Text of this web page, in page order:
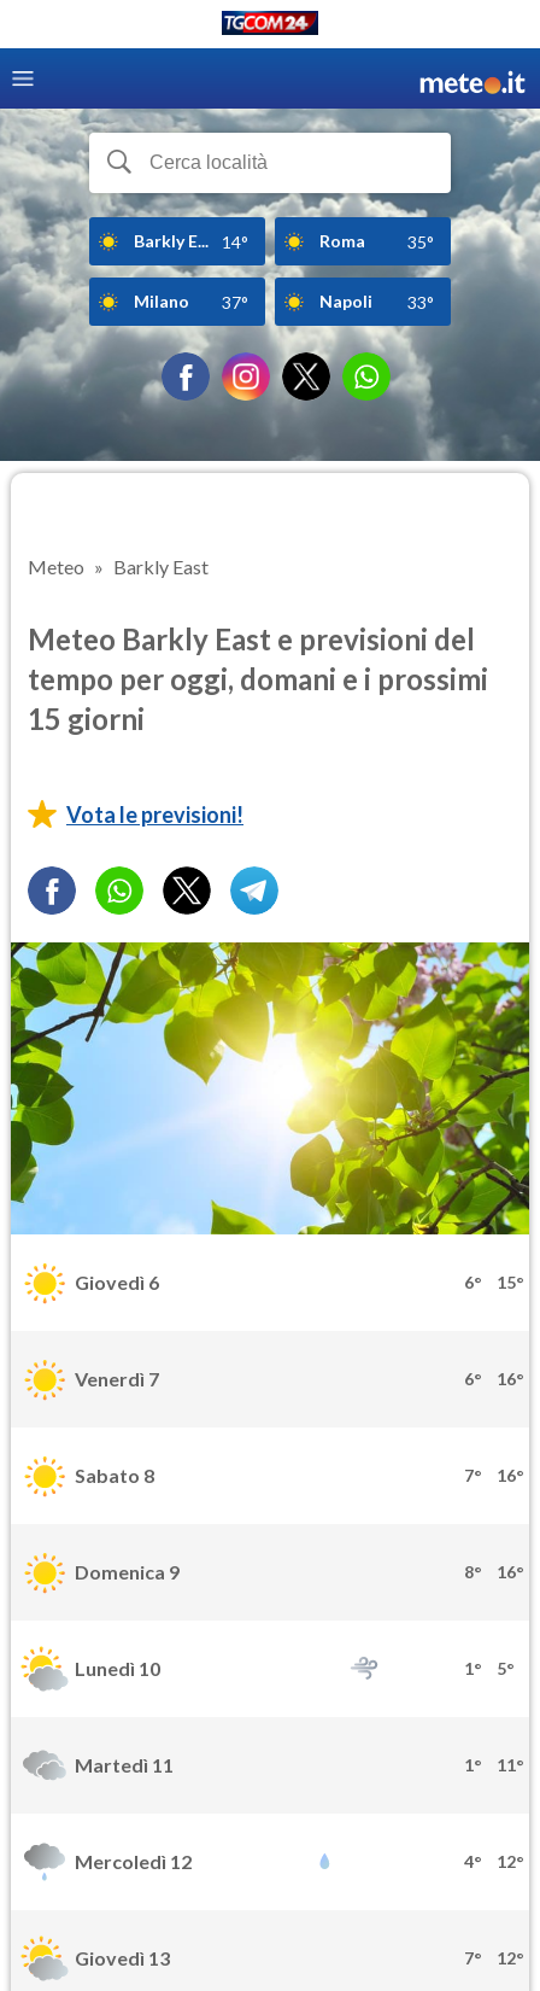
Barkly E... 14° Roma 35°
Milano 37° Napoli 33°
Meteo Barkly East
Meteo Barkly East e previsioni del
tempo per oggi, domani e i prossimi
15 giorni
Vota le previsioni!
Giovedì 6 6° 15°
Venerdì 7 6° 16°
Sabato 8 7° 16°
Domenica 9 8° 16°
Lunedì 10 1° 5°
Martedì 11 1° 11°
Mercoledì 12 4° 12°
Giovedì 13 7° 12°